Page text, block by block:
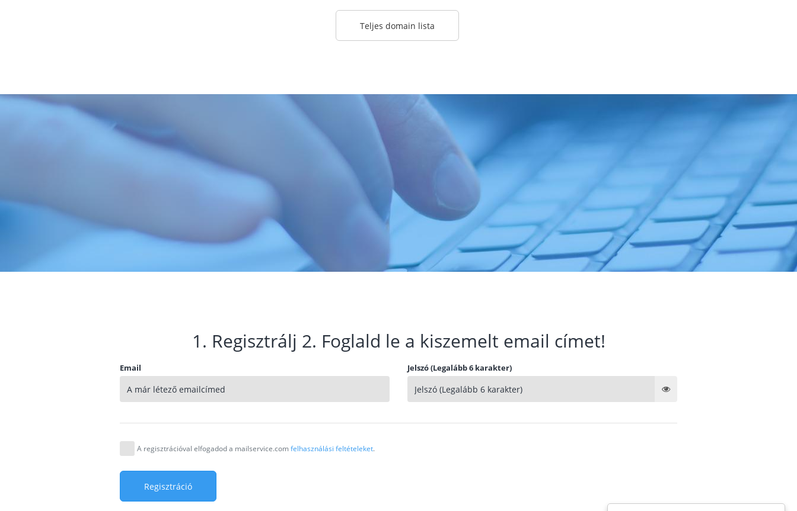
Teljes domain lista
1. Regisztrálj 2. Foglald le a kiszemelt email címet!
Email Jelszó (Legalább 6 karakter)
A regisztrációval elfogadod a mailservice.comfelhasználási feltételeket.
Regisztráció